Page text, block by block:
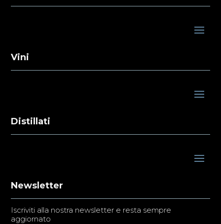
Vini
Distillati
Newsletter
Iscriviti alla nostra newsletter e resta sempre
aggiornato